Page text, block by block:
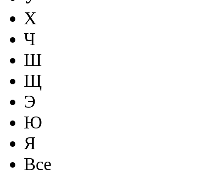
Х
Ч
Ш
Щ
Э
Ю
Я
Все